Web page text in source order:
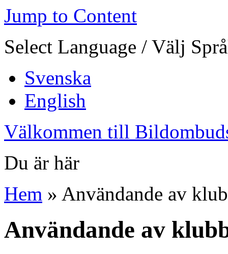
Jump to Content
Select Language / Välj
Svenska
English
Välkommen till
Du är här
Hem » Användande av
Användande av